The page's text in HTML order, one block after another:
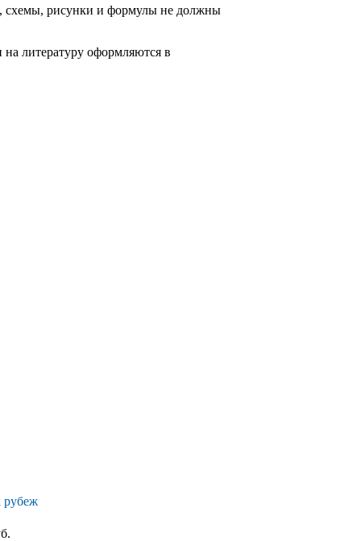
схемы, рисунки и формулы не должны
на литературу оформляются в